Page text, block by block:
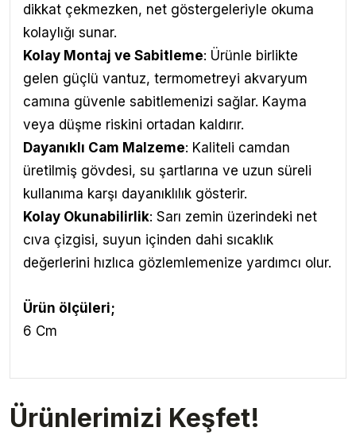
dikkat çekmezken, net göstergeleriyle okuma
kolaylığı sunar.
Kolay Montaj ve Sabitleme: Ürünle birlikte
gelen güçlü vantuz, termometreyi akvaryum
camına güvenle sabitlemenizi sağlar. Kayma
veya düşme riskini ortadan kaldırır.
Dayanıklı Cam Malzeme: Kaliteli camdan
üretilmiş gövdesi, su şartlarına ve uzun süreli
kullanıma karşı dayanıklılık gösterir.
Kolay Okunabilirlik: Sarı zemin üzerindeki net
cıva çizgisi, suyun içinden dahi sıcaklık
değerlerini hızlıca gözlemlemenize yardımcı olur.
Ürün ölçüleri;
6 Cm
Ürünlerimizi Keşfet!